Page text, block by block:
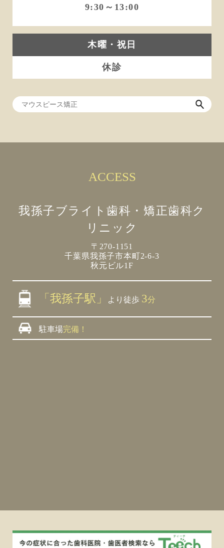
9:30～13:00
木曜・祝日
休診
ACCESS
我孫子ブライト歯科・矯正歯科ク
リニック
〒270-1151
千葉県我孫子市本町2-6-3
秋元ビル1F
「我孫子駅」 より徒歩 3分
駐車場完備！